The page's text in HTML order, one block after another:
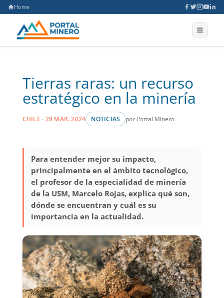
Home
Tierras raras: un recurso
estratégico en la minería
CHILE · 28 MAR. 2024 NOTICIAS por Portal Minero
Para entender mejor su impacto,
principalmente en el ámbito tecnológico,
el profesor de la especialidad de minería
de la USM, Marcelo Rojas, explica qué son,
dónde se encuentran y cuál es su
importancia en la actualidad.